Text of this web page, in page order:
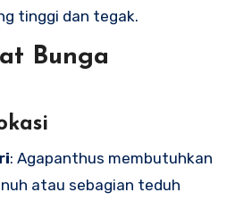
tinggi dan tegak.
Bunga
: Agapanthus membutuhkan
atau sebagian teduh